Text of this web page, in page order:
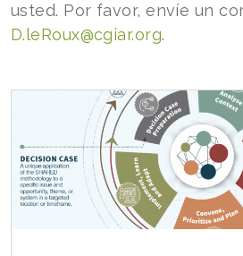
usted. Por favor, envíe un
D.leRoux@cgiar.org.